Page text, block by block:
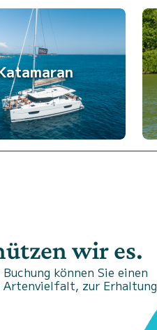
wir es.
können Sie einen
Artenvielfalt, zur Erhaltung